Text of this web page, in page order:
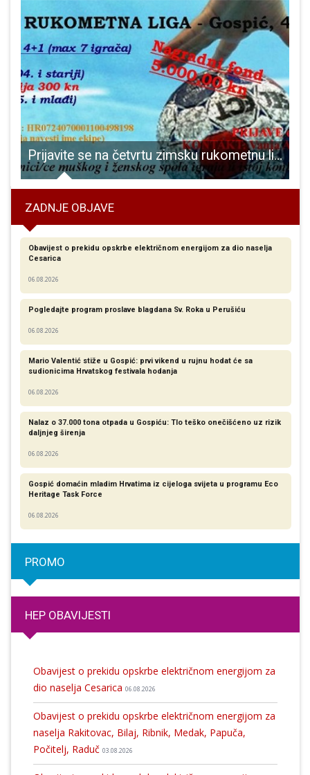
Prijavite se na četvrtu zimsku rukometnu ligu
ZADNJE OBJAVE
Obavijest o prekidu opskrbe električnom energijom za dio naselja
Cesarica
06.08.2026
Pogledajte program proslave blagdana Sv. Roka u Perušiću
06.08.2026
Mario Valentić stiže u Gospić: prvi vikend u rujnu hodat će sa
sudionicima Hrvatskog festivala hodanja
06.08.2026
Nalaz o 37.000 tona otpada u Gospiću: Tlo teško onečišćeno uz rizik
daljnjeg širenja
06.08.2026
Gospić domaćin mladim Hrvatima iz cijeloga svijeta u programu Eco
Heritage Task Force
06.08.2026
PROMO
HEP OBAVIJESTI
Obavijest o prekidu opskrbe električnom energijom za
dio naselja Cesarica 06.08.2026
Obavijest o prekidu opskrbe električnom energijom za
naselja Rakitovac, Bilaj, Ribnik, Medak, Papuča,
Počitelj, Raduč 03.08.2026